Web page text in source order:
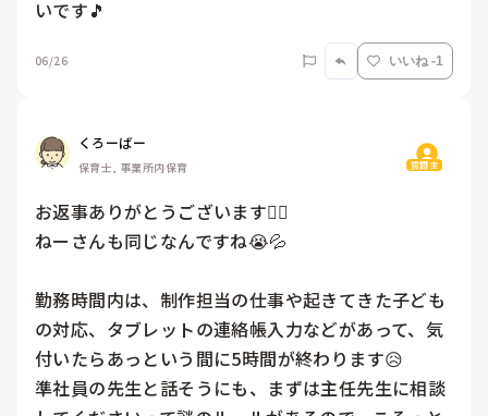
いです🎵
06/26 いいね -1
くろーばー
保育士, 事業所内保育 質問主
お返事ありがとうございます🙇‍♀️
ねーさんも同じなんですね😭💦
勤務時間内は、制作担当の仕事や起きてきた子ども
の対応、タブレットの連絡帳入力などがあって、気
付いたらあっという間に5時間が終わります😥
準社員の先生と話そうにも、まずは主任先生に相談